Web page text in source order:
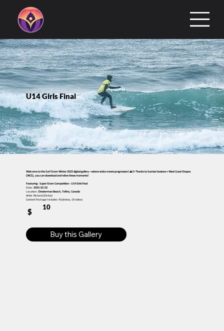
U14 Girls Final
Welcome to the Surf Grom Winter 2025 digital gallery—where stoke meets progression! 🌊✨ Thanks to Sunrise Sessions + West Coast Shapes
(WCS), you can download and relive these moments!
Featuring: Super Grom Competition - U14 Girls Final
Date: 2025.02.02
Location: Chesterman Beach, Tofino, Canada
Artist: Richard (Dickie)
Content Package Includes: 43 photos, 19 videos
$
10
Buy this Gallery